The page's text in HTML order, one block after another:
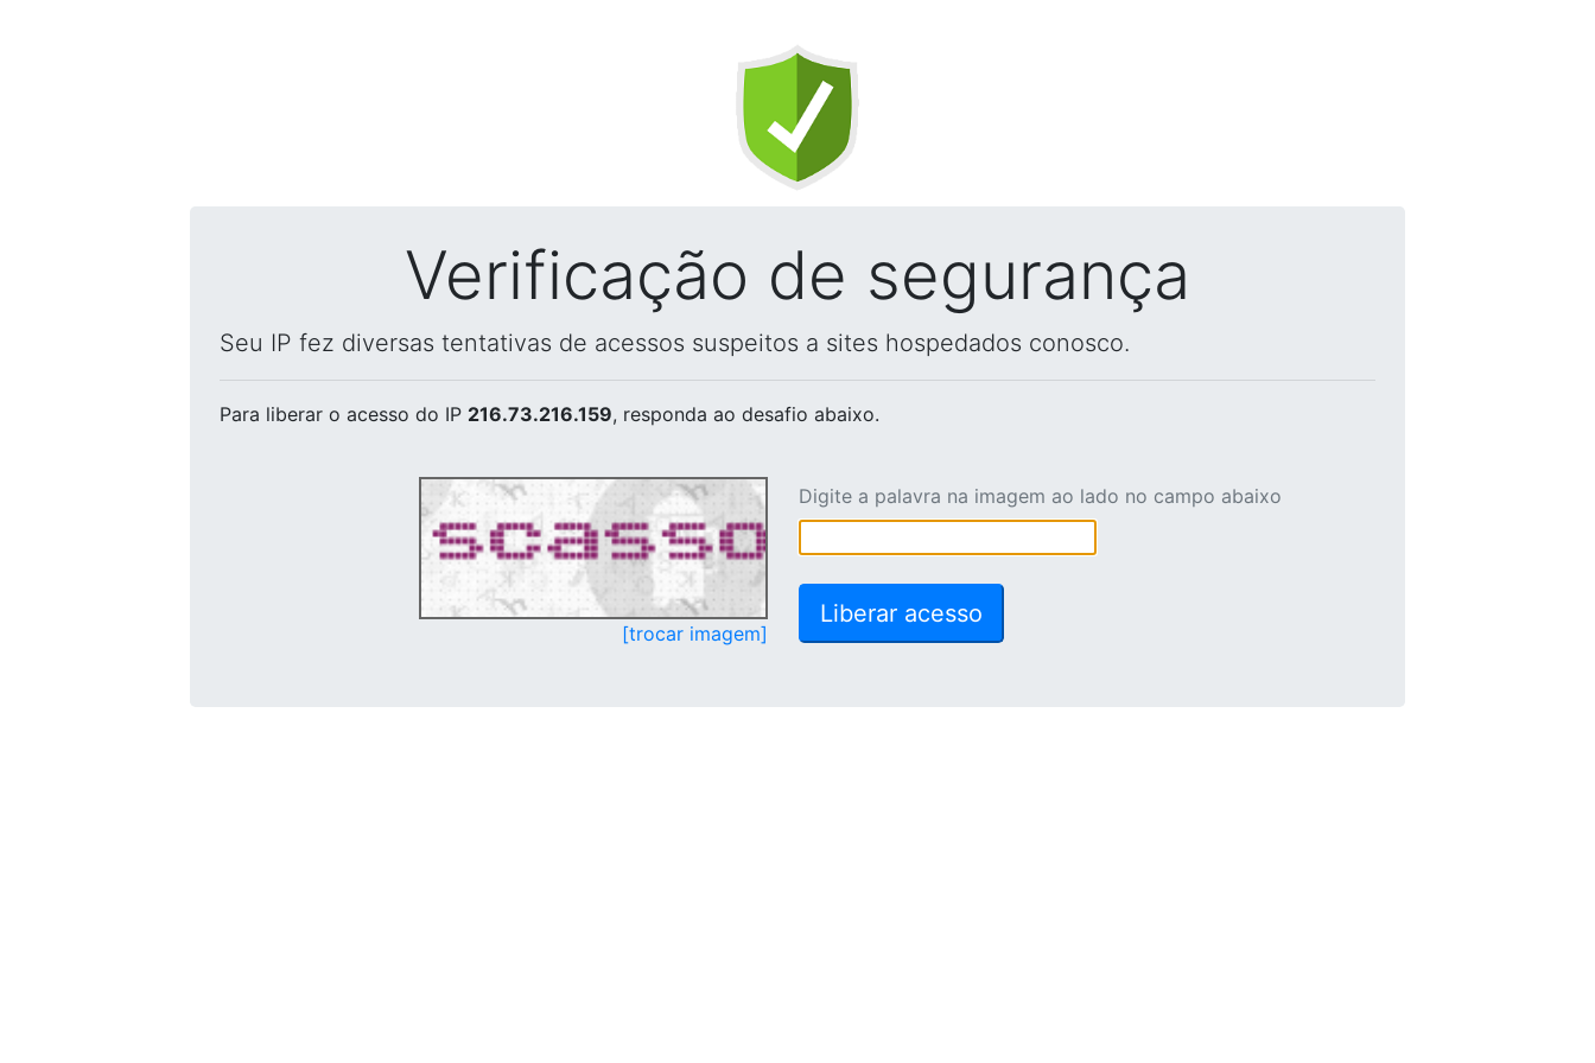
Verificação de segurança
Seu IP fez diversas tentativas de acessos suspeitos a sites hospedados conosco.
Para liberar o acesso do IP 216.73.216.159, responda ao desafio abaixo.
[trocar imagem]
Digite a palavra na imagem ao lado no campo abaixo